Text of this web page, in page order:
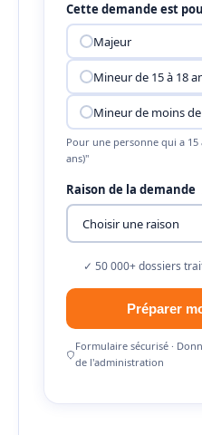
Cette demande est
Majeur
Mineur de 15 à 18
Mineur de moins de
Pour une personne qui a 15
ans)"
Raison de la demande
✓ 50 000+ dossiers
Préparer
Formulaire sécurisé ·
de l'administration